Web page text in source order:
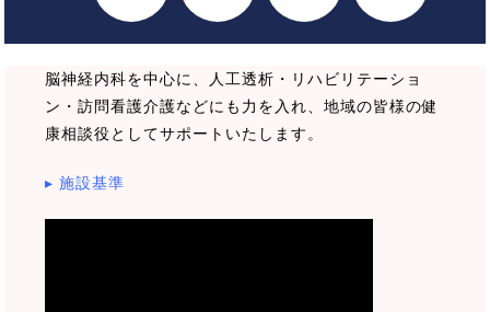
脳神経内科を中心に、人工透析・リハビリテーショ
ン・訪問看護介護などにも力を入れ、地域の皆様の健
康相談役としてサポートいたします。
▸ 施設基準